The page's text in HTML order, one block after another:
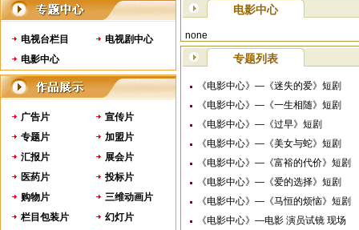
电视台栏目
电视剧中心
电影中心
广告片
宣传片
专题片
加盟片
汇报片
展会片
医药片
投标片
购物片
三维动画片
栏目包装片
幻灯片
电影中心
none
专题列表
《电影中心》—《迷失的爱》短剧
《电影中心》—《一生相随》短剧
《电影中心》—《过早》短剧
《电影中心》—《美女与蛇》短剧
《电影中心》—《富裕的代价》短剧
《电影中心》—《爱的选择》短剧
《电影中心》—《马恒的烦恼》短剧
《电影中心》—电影 演员试镜 现场